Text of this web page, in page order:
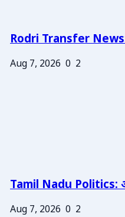
Rodri Transfer News:
Aug 7, 2026 0 2
Tamil Nadu Politics:
Aug 7, 2026 0 2